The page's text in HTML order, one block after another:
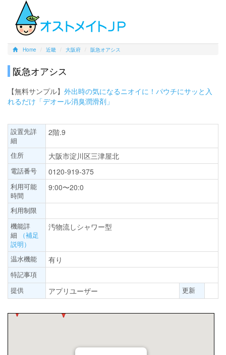
Home 近畿 大阪府 阪急オアシス
阪急オアシス
【無料サンプル】 外出時の気になるニオイに！パウチにサッと入
れるだけ「デオール消臭潤滑剤」
設置先詳
細
2階.9
住所 大阪市淀川区三津屋北
電話番号 0120-919-375
利用可能
時間
9:00〜20:0
利用制限
機能詳
細
（補足
説明）
汚物流しシャワー型
温水機能 有り
特記事項
提供
アプリユーザー 更新